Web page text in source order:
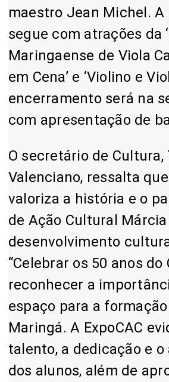
maestro Jean Michel.
segue com atrações da
Maringaense de Viola
em Cena’ e ‘Violino e
encerramento será na
com apresentação de
O secretário de Cultura,
Valenciano, ressalta que
valoriza a história e o
de Ação Cultural
desenvolvimento
“Celebrar os 50 anos do
reconhecer a
espaço para a
Maringá. A ExpoCAC
talento, a dedicação e
dos alunos, além de